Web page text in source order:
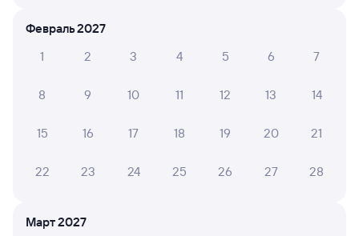
6 причин купить ж/д билеты
Онлайн-покупка за 4 минуты
Подробные ответы на вопросы о поездке или
закончился сахар
Февраль 2027
1
2 3 4 5 6 7
8 9 10 11 12 13 14
15 16 17 18 19 20 21
22 23 24 25 26 27 28
Март 2027